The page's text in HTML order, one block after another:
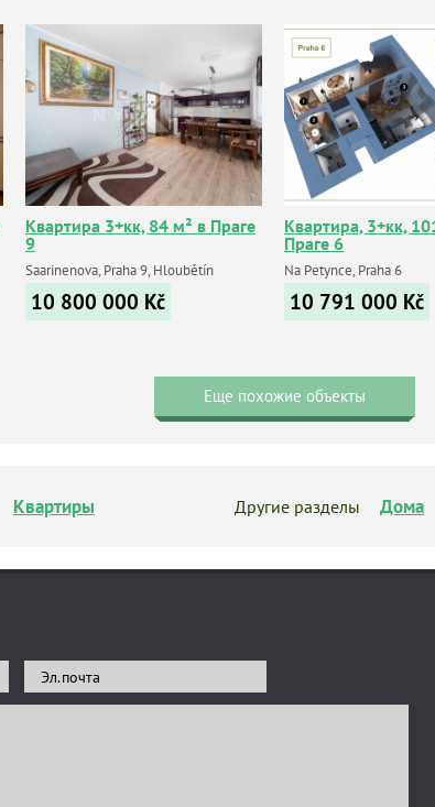
Квартира 3+кк, 84 м² в Праге
9
Saarinenova, Praha 9, Hloubětín
10 800 000 Kč
Квартира, 3+кк,
Праге 6
Na Petynce, Praha 6
10 791 000 Kč
Еще похожие объекты
Квартиры Другие разделы Дома